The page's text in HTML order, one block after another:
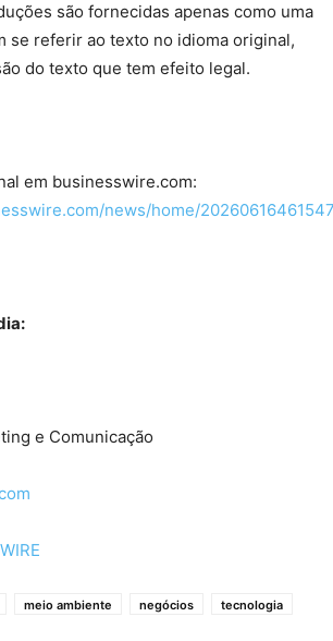
são fornecidas apenas como uma
se referir ao texto no idioma original,
do texto que tem efeito legal.
em businesswire.com:
news/home/
e Comunicação
meio ambiente negócios tecnologia